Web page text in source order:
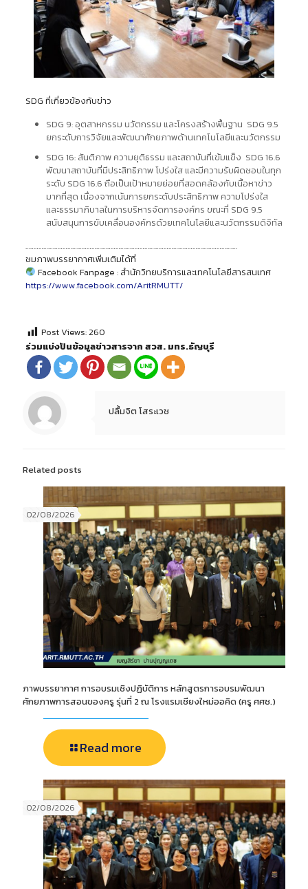
SDG ที่เกี่ยวข้องกับข่าว
SDG 9: อุตสาหกรรม นวัตกรรม และโครงสร้างพื้นฐาน SDG 9.5
ยกระดับการวิจัยและพัฒนาศักยภาพด้านเทคโนโลยีและนวัตกรรม
SDG 16: สันติภาพ ความยุติธรรม และสถาบันที่เข้มแข็ง SDG 16.6
พัฒนาสถาบันที่มีประสิทธิภาพ โปร่งใส และมีความรับผิดชอบในทุก
ระดับ SDG 16.6 ถือเป็นเป้าหมายย่อยที่สอดคล้องกับเนื้อหาข่าว
มากที่สุด เนื่องจากเน้นการยกระดับประสิทธิภาพ ความโปร่งใส
และธรรมาภิบาลในการบริหารจัดการองค์กร ขณะที่ SDG 9.5
สนับสนุนการขับเคลื่อนองค์กรด้วยเทคโนโลยีและนวัตกรรมดิจิทัล
……………………………………………………………………………………………………………………
ชมภาพบรรยากาศเพิ่มเติมได้ที่
Facebook Fanpage : สำนักวิทยบริการและเทคโนโลยีสารสนเทศ
https://www.facebook.com/AritRMUTT/
Post Views:260
ร่วมแบ่งปันข้อมูลข่าวสารจาก สวส. มทร.ธัญบุรี
ปลื้มจิต โสระเวช
Related posts
02/08/2026
ภาพบรรยากาศ การอบรมเชิงปฏิบัติการ หลักสูตรการอบรมพัฒนา
ศักยภาพการสอนของครู รุ่นที่ 2 ณ โรงแรมเชียงใหม่ออคิด (ครู ศศช.)
Read more
02/08/2026